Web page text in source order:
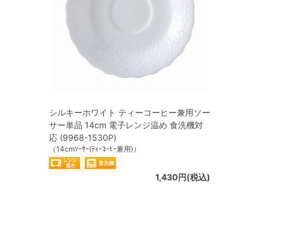
シルキーホワイト ティーコーヒー兼用ソー
サー単品 14cm 電子レンジ温め 食洗機対
応 (9968-1530P)
（14cmｿｰｻｰ(ﾃｨｰｺｰﾋｰ兼用)）
1,430円(税込)